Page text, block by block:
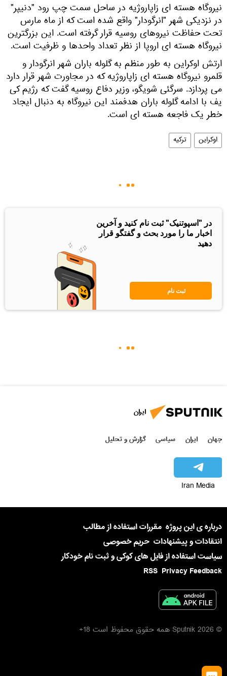
نیروگاه هسته ای زاپاروژیه در ساحل سمت چپ رود "دنیپر"
در نزدیکی شهر "انرگودار" واقع شده است که از ماه مارس
تحت حفاظت نیروهای روسیه قرار گرفته است. این بزرگترین
نیروگاه هسته ای اروپا از نظر تعداد واحدها و ظرفیت است.
ارتش اوکراین به طور منظم به گلوله باران شهر انرگودار و
قلمرو نیروگاه هسته ای زاپاروژیه که در مجاورت شهر قرار دارد
می پردازد. سرگئی شویگو، وزیر دفاع روسیه گفت که رژیم کی
یف با ادامه گلوله باران هدفمند این نیروگاه به دنبال ایجاد
خطر یک فاجعه هسته ای است.
اوکراین ترکیه
در "اسپوتنیک" ثبت نام کنید و آخرین
اخبار ما را مورد بحث و گفتگو قرار
دهید
ثبت نام
ایران
جهان ایران سیاسی گزارش و تحلیل
Iran Media
درباره ی این پروژه مقررات استفاده از مطالب
انتقادات و پیشنهادات حریم خصوصی
سیاست استفاده از فایل های کوکی و ثبت نام خودکار
Privacy Feedback
RSS
© 2026 Sputnik همه حقوق محفوظ است 18+